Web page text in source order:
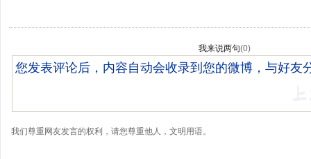
我来说两句(0)
我们尊重网友发言的权利，请您尊重他人，文明用语。